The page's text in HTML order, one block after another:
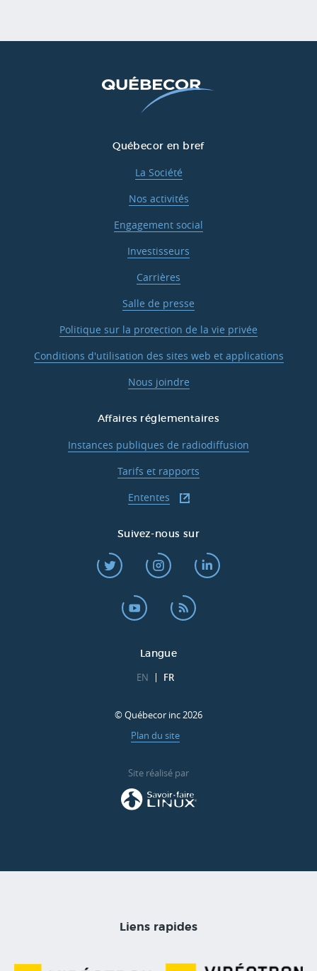
Québecor en bref
La Société
Nos activités
Engagement social
Investisseurs
Carrières
Salle de presse
Politique sur la protection de la vie privée
Conditions d'utilisation des sites web et applications
Nous joindre
Affaires réglementaires
Instances publiques de radiodiffusion
Tarifs et rapports
Ententes
Suivez-nous sur
Langue
EN FR
© Québecor inc 2026
Plan du site
Site réalisé par
Liens rapides